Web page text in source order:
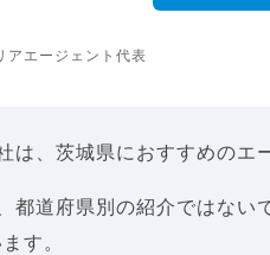
アエージェント代表
は、茨城県におすすめのエ
都道府県別の紹介ではない
す。